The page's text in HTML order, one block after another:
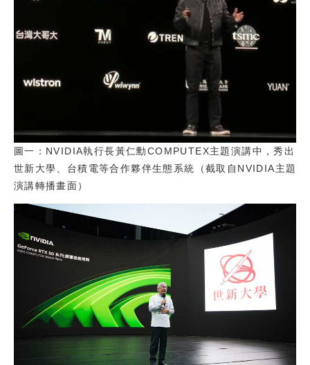
圖一：NVIDIA執行長黃仁勳COMPUTEX主題演講中，秀出
世新大學、台積電等合作夥伴生態系統（截取自NVIDIA主題
演講轉播畫面）